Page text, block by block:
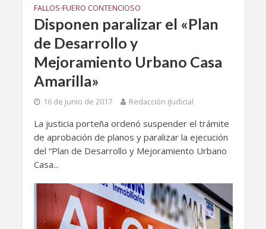
FALLOS•FUERO CONTENCIOSO
Disponen paralizar el «Plan
de Desarrollo y
Mejoramiento Urbano Casa
Amarilla»
16 de junio de 2017 Redacción iJudicial
La justicia porteña ordenó suspender el trámite
de aprobación de planos y paralizar la ejecución
del “Plan de Desarrollo y Mejoramiento Urbano
Casa...